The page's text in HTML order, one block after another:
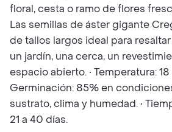
floral, cesta o ramo de flores
Las semillas de áster gigante
de tallos largos ideal para
un jardín, una cerca, un
espacio abierto. • Temperatura: 18
Germinación: 85% en
sustrato, clima y humedad. •
21 a 40 días.